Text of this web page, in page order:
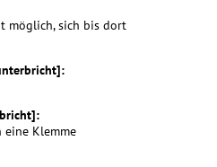
möglich, sich bis dort
eine Klemme